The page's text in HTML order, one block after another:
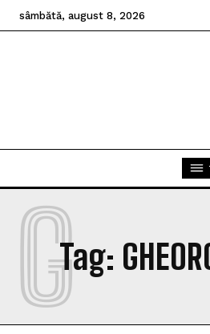
sâmbătă, august 8, 2026
Tag:
G